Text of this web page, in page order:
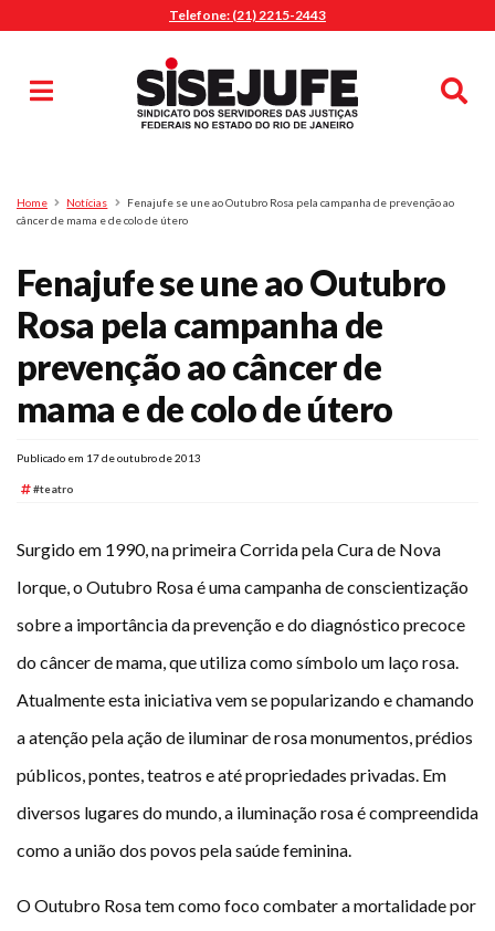
Telefone: (21) 2215-2443
Pesquisa
Home Notícias
Fenajufe se une ao Outubro Rosa pela campanha de prevenção ao
câncer de mama e de colo de útero
Fenajufe se une ao Outubro
Rosa pela campanha de
prevenção ao câncer de
mama e de colo de útero
Publicado em 17 de outubro de 2013
#teatro
Surgido em 1990, na primeira Corrida pela Cura de Nova
Iorque, o Outubro Rosa é uma campanha de conscientização
sobre a importância da prevenção e do diagnóstico precoce
do câncer de mama, que utiliza como símbolo um laço rosa.
Atualmente esta iniciativa vem se popularizando e chamando
a atenção pela ação de iluminar de rosa monumentos, prédios
públicos, pontes, teatros e até propriedades privadas. Em
diversos lugares do mundo, a iluminação rosa é compreendida
como a união dos povos pela saúde feminina.
O Outubro Rosa tem como foco combater a mortalidade por
MENU
Sindicalize-se
Jurídico
O Sindicato
Agenda
Casa do Alto
Nossos Convênios
Gympass Wellhub
Seguro Auto
Assistência Funeral
Pós-graduação
FacebookInstagramTwitter YoutubeTikTok Whatsapp